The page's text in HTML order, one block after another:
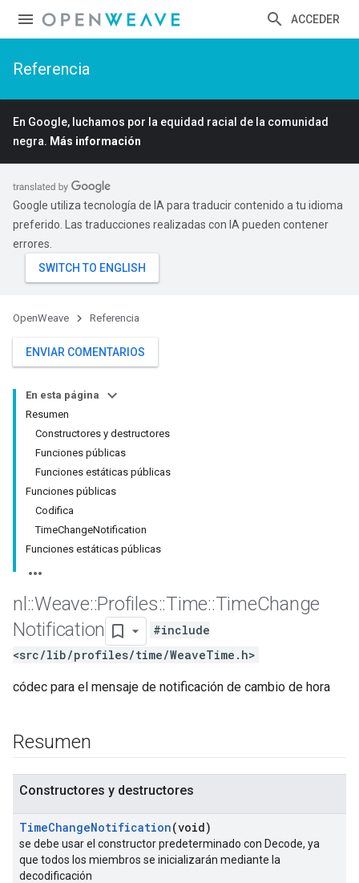
ACCEDER
Referencia
En Google, luchamos por la equidad racial de la comunidad
negra. Más información
Google utiliza tecnología de IA para traducir contenido a tu idioma
preferido. Las traducciones realizadas con IA pueden contener
errores.
OpenWeave Referencia
ENVIAR COMENTARIOS
En esta página
Resumen
Constructores y destructores
Funciones públicas
Funciones estáticas públicas
Funciones públicas
Codifica
TimeChangeNotification
Funciones estáticas públicas
nl ::Weave::Profiles::Time::TimeChange
Notification
#include
<src/lib/profiles/time/WeaveTime.h>
códec para el mensaje de notificación de cambio de hora
Resumen
Constructores y destructores
TimeChangeNotification(void)
se debe usar el constructor predeterminado con Decode, ya
que todos los miembros se inicializarán mediante la
decodificación